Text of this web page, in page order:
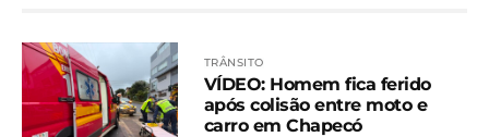
TRÂNSITO
VÍDEO: Homem fica ferido
após colisão entre moto e
carro em Chapecó